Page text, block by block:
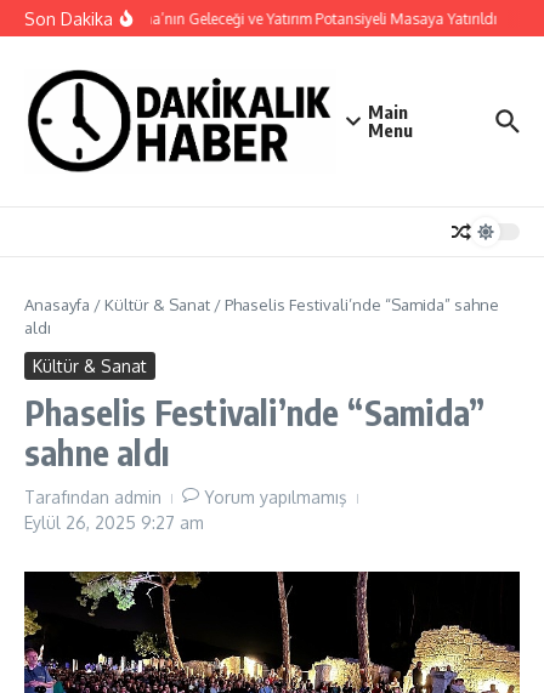
İçeriğe atla
Son DakikaHaymana’nın Geleceği ve Yatırım Potansiyeli Masaya Yatırıldı
Main
Menu
Anasayfa / Kültür & Sanat / Phaselis Festivali’nde “Samida” sahne
aldı
Kültür & Sanat
Phaselis Festivali’nde “Samida”
sahne aldı
Tarafından admin
Yorum yapılmamış
Eylül 26, 2025 9:27 am